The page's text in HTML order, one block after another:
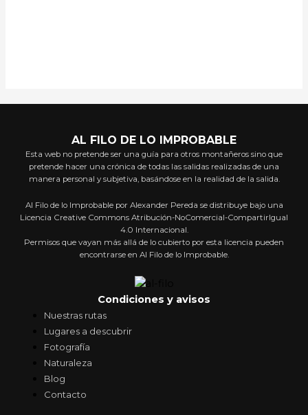
AL FILO DE LO IMPROBABLE
Esta web no pretende ser una guía para otros montañeros sino que
pretende hacer una crónica de todas las salidas realizadas de una
manera personal y subjetiva, basándose en la realidad de la salida.
Al Filo de lo Improbable por Alexander Pereda se distribuye bajo una
Licencia Creative Commons Atribución-NoComercial-CompartirIgual
4.0 Internacional.
Permisos que vayan más allá de lo cubierto por esta licencia pueden
encontrarse en Al Filo de lo Improbable.
Condiciones y avisos
Nuestras rutas
Lugares a descubrir
Fotografía
Naturaleza
Blog
Contacto